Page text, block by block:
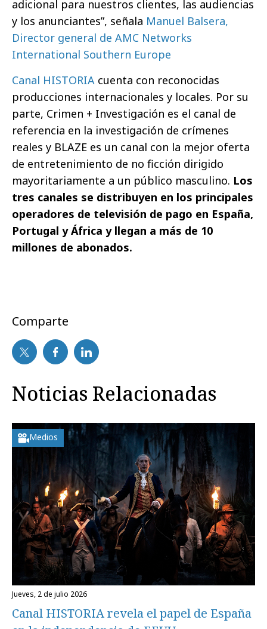
adicional para nuestros clientes, las audiencias
y los anunciantes”, señala Manuel Balsera,
Director general de AMC Networks
International Southern Europe
Canal HISTORIA cuenta con reconocidas
producciones internacionales y locales. Por su
parte, Crimen + Investigación es el canal de
referencia en la investigación de crímenes
reales y BLAZE es un canal con la mejor oferta
de entretenimiento de no ficción dirigido
mayoritariamente a un público masculino. Los
tres canales se distribuyen en los principales
operadores de televisión de pago en España,
Portugal y África y llegan a más de 10
millones de abonados.
Comparte
Noticias Relacionadas
Medios
jueves, 2 de julio 2026
Canal HISTORIA revela el papel de España